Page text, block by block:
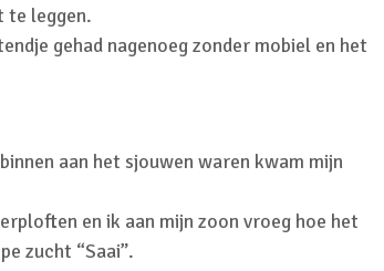
te leggen.
gehad nagenoeg zonder mobiel en het
aan het sjouwen waren kwam mijn
en ik aan mijn zoon vroeg hoe het
zucht “Saai”.